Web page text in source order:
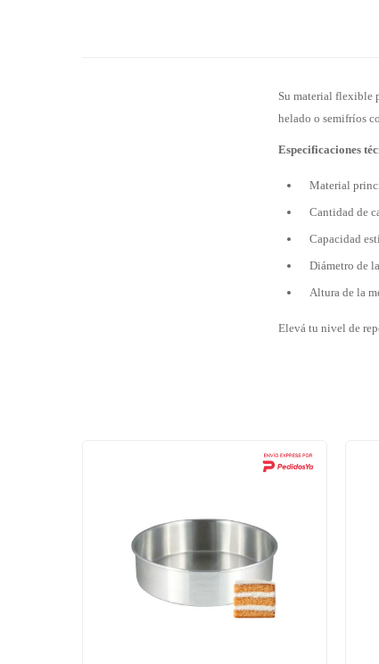
Su material flexible
helado o semifríos
Especificaciones
Material
Cantidad de
Capacidad
Diámetro de
Altura de la
Elevá tu nivel de